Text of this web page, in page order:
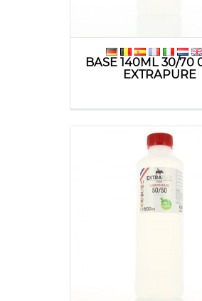
BASE 140ML 30/70
EXTRAPURE